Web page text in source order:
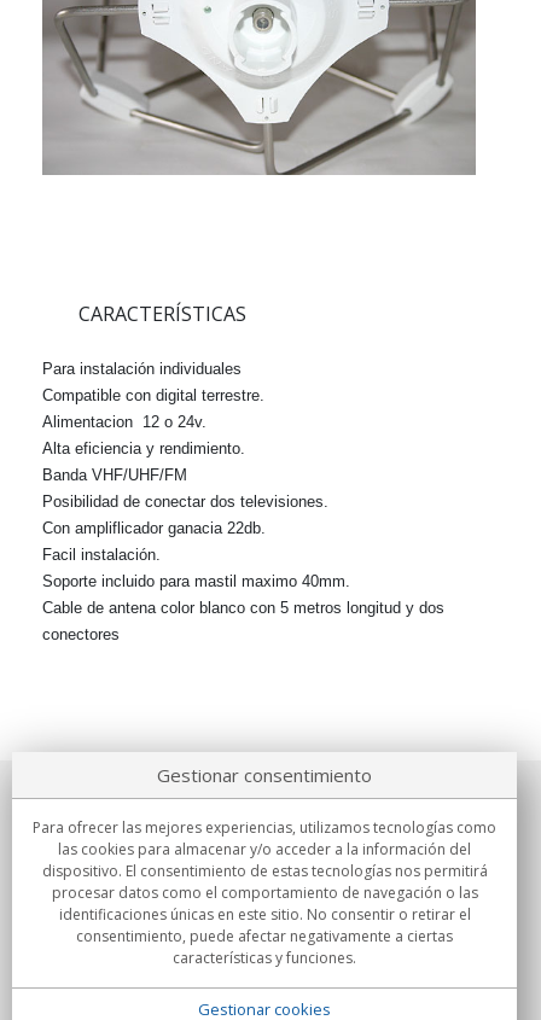
CARACTERÍSTICAS
Para instalación individuales
Compatible con digital terrestre.
Alimentacion 12 o 24v.
Alta eficiencia y rendimiento.
Banda VHF/UHF/FM
Posibilidad de conectar dos televisiones.
Con ampliflicador ganacia 22db.
Facil instalación.
Soporte incluido para mastil maximo 40mm.
Cable de antena color blanco con 5 metros longitud y dos
conectores
Sobre nosotros
Compromisos
Compras
Gestionar consentimiento
Para ofrecer las mejores experiencias, utilizamos tecnologías como
las cookies para almacenar y/o acceder a la información del
dispositivo. El consentimiento de estas tecnologías nos permitirá
procesar datos como el comportamiento de navegación o las
identificaciones únicas en este sitio. No consentir o retirar el
consentimiento, puede afectar negativamente a ciertas
características y funciones.
Gestionar cookies